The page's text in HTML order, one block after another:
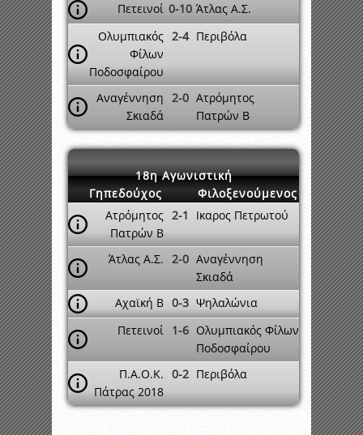
Πετεινοί 0-10 Άτλας Α.Σ.
Ολυμπιακός
Φίλων
Ποδοσφαίρου
2-4 Περιβόλα
Αναγέννηση
Σκιαδά
2-0 Ατρόμητος
Πατρών Β
18η Αγωνιστική
Γηπεδούχος
Φιλοξενούμενος
Ατρόμητος
Πατρών Β
2-1 Ικαρος Πετρωτού
Άτλας Α.Σ. 2-0 Αναγέννηση
Σκιαδά
Αχαϊκή Β 0-3 Ψηλαλώνια
Πετεινοί 1-6 Ολυμπιακός Φίλων
Ποδοσφαίρου
Π.Α.Ο.Κ.
Πάτρας 2018
0-2 Περιβόλα